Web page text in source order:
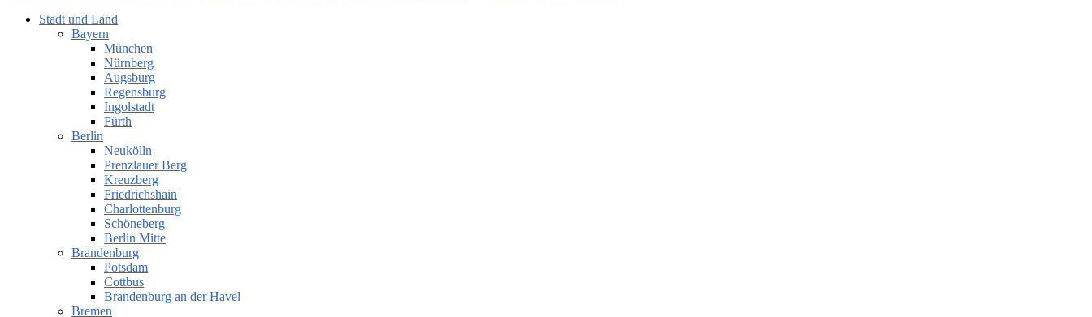
Stadt und Land
Bayern
München
Nürnberg
Augsburg
Regensburg
Ingolstadt
Fürth
Berlin
Neukölln
Prenzlauer Berg
Kreuzberg
Friedrichshain
Charlottenburg
Schöneberg
Berlin Mitte
Brandenburg
Potsdam
Cottbus
Brandenburg an der Havel
Bremen